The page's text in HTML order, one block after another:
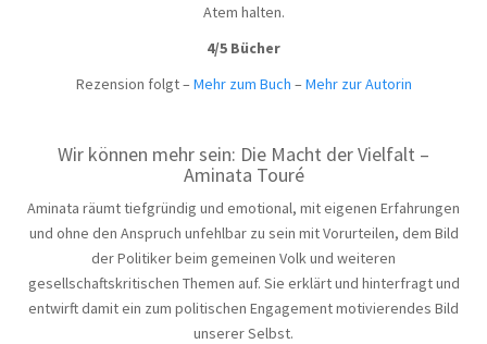
Atem halten.
4/5 Bücher
Rezension folgt – Mehr zum Buch – Mehr zur Autorin
Wir können mehr sein: Die Macht der Vielfalt –
Aminata Touré
Aminata räumt tiefgründig und emotional, mit eigenen Erfahrungen
und ohne den Anspruch unfehlbar zu sein mit Vorurteilen, dem Bild
der Politiker beim gemeinen Volk und weiteren
gesellschaftskritischen Themen auf. Sie erklärt und hinterfragt und
entwirft damit ein zum politischen Engagement motivierendes Bild
unserer Selbst.